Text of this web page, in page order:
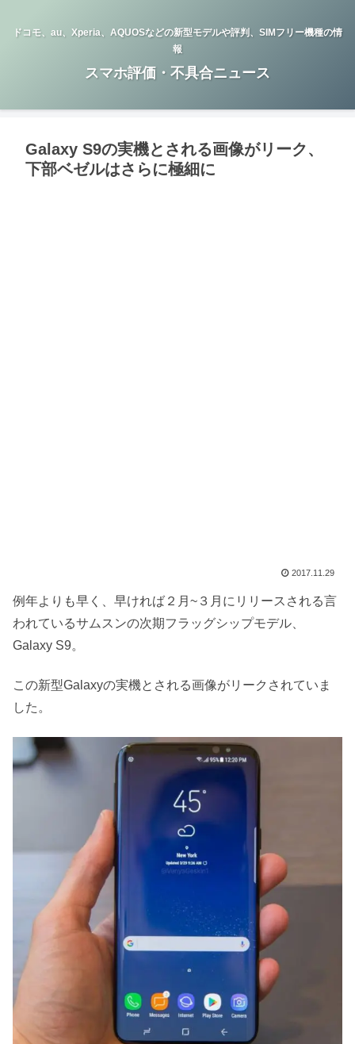
ドコモ、au、Xperia、AQUOSなどの新型モデルや評判、SIMフリー機種の情
報
スマホ評価・不具合ニュース
Galaxy S9の実機とされる画像がリーク、
下部ベゼルはさらに極細に
2017.11.29
例年よりも早く、早ければ２月~３月にリリースされる言
われているサムスンの次期フラッグシップモデル、
Galaxy S9。
この新型Galaxyの実機とされる画像がリークされていま
した。